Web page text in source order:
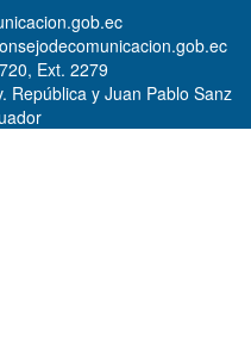
Ext. 2279
República y Juan Pablo Sanz